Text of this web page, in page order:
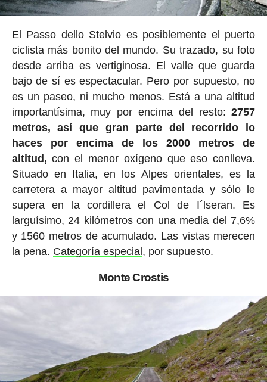
El Passo dello Stelvio es posiblemente el puerto
ciclista más bonito del mundo. Su trazado, su foto
desde arriba es vertiginosa. El valle que guarda
bajo de sí es espectacular. Pero por supuesto, no
es un paseo, ni mucho menos. Está a una altitud
importantísima, muy por encima del resto:2757
metros, así que gran parte del recorrido lo
haces por encima de los 2000 metros de
altitud, con el menor oxígeno que eso conlleva.
Situado en Italia, en los Alpes orientales, es la
carretera a mayor altitud pavimentada y sólo le
supera en la cordillera el Col de I´lseran. Es
larguísimo, 24 kilómetros con una media del 7,6%
y 1560 metros de acumulado. Las vistas merecen
la pena. Categoría especial, por supuesto.
Monte Crostis